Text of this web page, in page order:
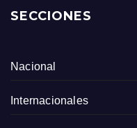
SECCIONES
Nacional
Internacionales